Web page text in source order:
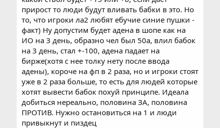
прирост то люди будут вливать бабки в это. Но
то, что игроки ла2 любят ебучие синие пушки -
факт) Ну допустим будет адена в шопе как на
ИО на 3 день, образно чел был 50а, влил бабок
на 3 день, стал +-100, адена падает на
бирже(хотя с нее толку нету после ввода
адены), короче на фп в 2 раза, но и игроки стоят
уже в 2 раза больше, то есть для людей которые
хотят вывести бабок похуй принципе. Идеала
добиться нереально, половина ЗА, половина
ПРОТИВ. Нужно остановиться на 1 и люди
привыкнут и пиздец